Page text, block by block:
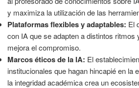
y maximiza la utilización de las
Plataformas flexibles y adaptables: El
con IA que se adapten a distintos ritmos
mejora el compromiso.
Marcos éticos de la IA: El
institucionales que hagan hincapié en la
la integridad académica crea un